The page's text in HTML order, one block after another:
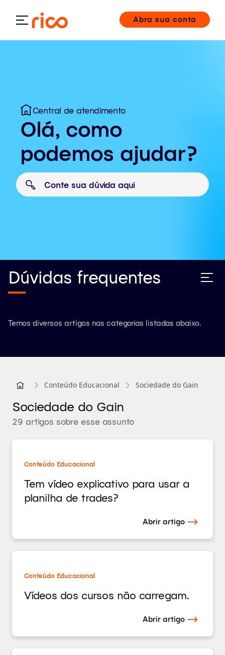
Abra sua conta
Central de atendimento
Olá, como
podemos ajudar?
Dúvidas frequentes
Temos diversos artigos nas categorias listadas abaixo.
Conteúdo Educacional Sociedade do Gain
Sociedade do Gain
29 artigos sobre esse assunto
Conteúdo Educacional
Tem vídeo explicativo para usar a
planilha de trades?
Abrir artigo
Conteúdo Educacional
Vídeos dos cursos não carregam.
Abrir artigo